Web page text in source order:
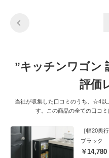
”キッチンワゴン
評価
当社が収集した口コミのうち、☆4以
す。この商品の全ての口コ
ブラック
￥14,780